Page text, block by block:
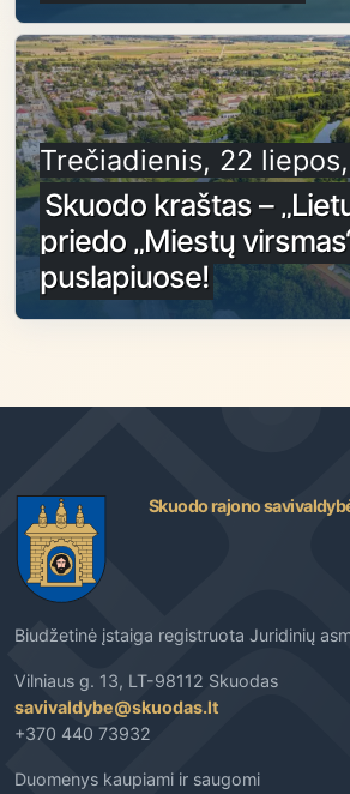
Trečiadienis, 22
Skuodo kraštas –
priedo „Miestų
puslapiuose!
Skuodo rajono
Biudžetinė įstaiga registruota Juridinių
Vilniaus g. 13, LT-98112 Skuodas
savivaldybe@skuodas.lt
+370 440 73932
Duomenys kaupiami ir saugomi